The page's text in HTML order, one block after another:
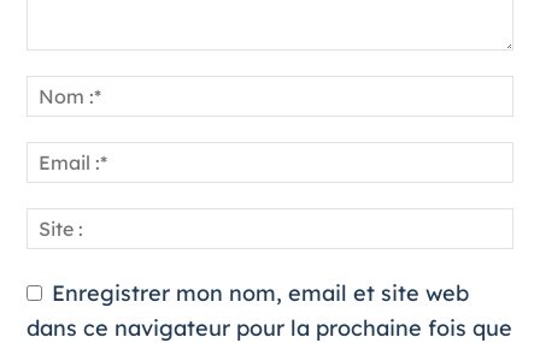
Enregistrer mon nom, email et site web
dans ce navigateur pour la prochaine fois que